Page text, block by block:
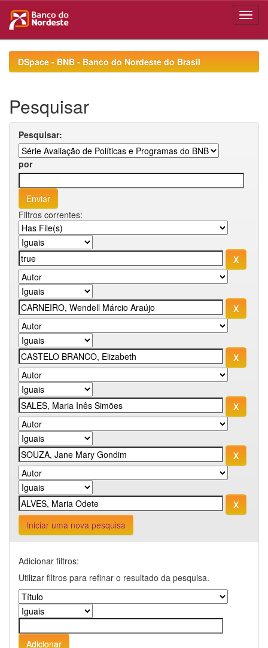
navigationDSpace - BNB - Banco do Nordeste do Brasil
Pesquisar
Pesquisar:
por
Filtros correntes:
Iniciar uma nova pesquisa
Adicionar filtros:
Utilizar filtros para refinar o resultado da pesquisa.